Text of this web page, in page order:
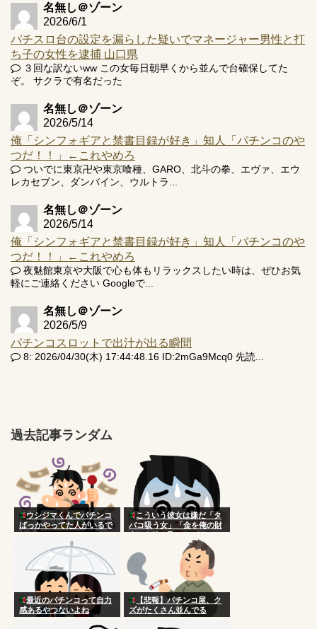
名無し＠ゾーン
2026/6/1
パチスロ台の設定を漏らした疑いでマネージャー男性と打
ち子の女性を逮捕 山口県
３回な訳ないww この女毎日朝早くから並んで台確保してた
ぞ。 サクラで有名だった
名無し＠ゾーン
2026/5/14
俺「シンフォギアと禁書目録が好き」知人「パチンコのや
つだ！！」←これやめろ
ついでに東京卍や東京喰種、GARO、北斗の拳、エヴァ、エウ
レカセブン、ダンバイン、ウルトラ...
名無し＠ゾーン
2026/5/14
俺「シンフォギアと禁書目録が好き」知人「パチンコのや
つだ！！」←これやめろ
夜魅館東京や大阪で心も体もリラックスしたい時は、ぜひお気
軽にご連絡ください Googleで...
名無し＠ゾーン
2026/5/9
パチンコスロットで出汁が出る瞬間
8: 2026/04/30(木) 17:44:48.16 ID:2mGa9Mcq0 先読...
過去記事ランダム
ウシジマくんでパチンコ
ばっかやってた人がいるで
しょ
こういう彼女は嫌だ「タ
バコ吸う女」「金を俺の財
布から抜き取ってパチンコ
する女」「日常的に殴って
くる女」
最近のパチンコって自力
感あるやつないよね
【悲報】パチンコ屋、ク
ズがたくさん並んでる